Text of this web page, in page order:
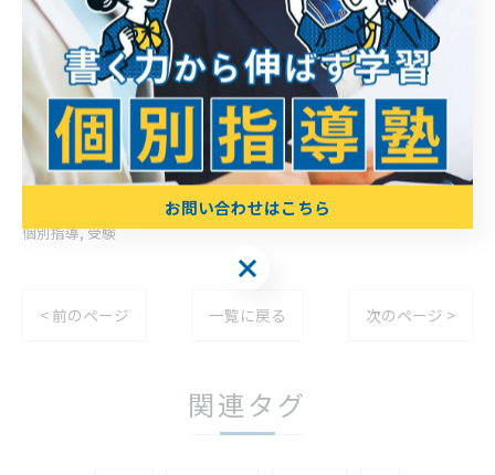
甲府市で質の高い受験対策を実施
--------------------------------------------------------------------
--
個別指導 受験
< 前のページ 一覧に戻る 次のページ >
関連タグ
お問い合わせはこちら
お問い合わせはこちら